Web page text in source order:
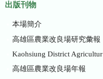
出版刊物
本場簡介
高雄區農業改良場研究彙報
Kaohsiung District Agricultural Research and Extension Station
高雄區農業改良場年報